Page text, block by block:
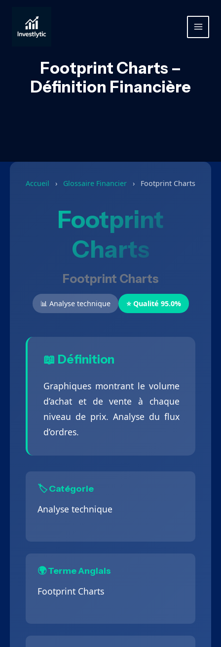
contenu
MAIN
Footprint Charts –
Définition Financière
Accueil › Glossaire Financier › Footprint Charts
Footprint
Charts
Footprint Charts
📊 Analyse technique ⭐ Qualité 95.0%
📖 Définition
Graphiques montrant le volume
d’achat et de vente à chaque
niveau de prix. Analyse du flux
d’ordres.
🏷️ Catégorie
Analyse technique
🌍 Terme Anglais
Footprint Charts